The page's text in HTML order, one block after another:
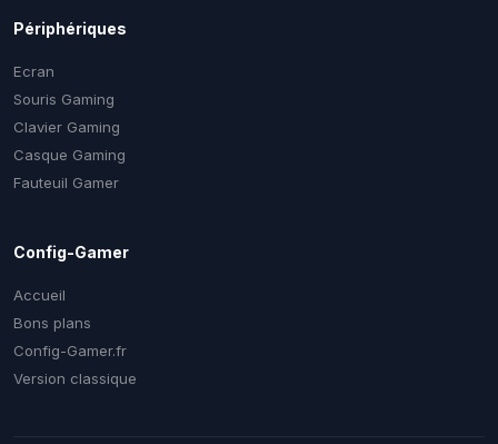
Périphériques
Ecran
Souris Gaming
Clavier Gaming
Casque Gaming
Fauteuil Gamer
Config-Gamer
Accueil
Bons plans
Config-Gamer.fr
Version classique